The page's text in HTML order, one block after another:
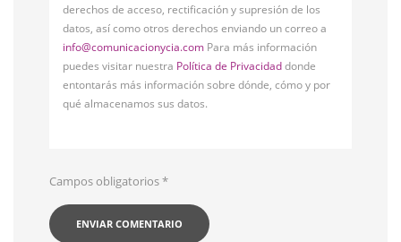
derechos de acceso, rectificación y supresión de los
datos, así como otros derechos enviando un correo a
info@comunicacionycia.com Para más información
puedes visitar nuestra Política de Privacidaddonde
entontarás más información sobre dónde, cómo y por
qué almacenamos sus datos.
Campos obligatorios*